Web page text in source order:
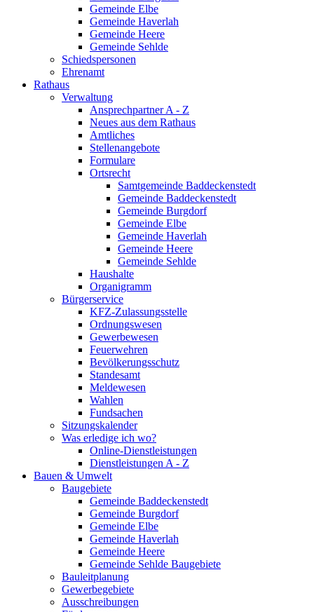
Gemeinde Elbe
Gemeinde Haverlah
Gemeinde Heere
Gemeinde Sehlde
Schiedspersonen
Ehrenamt
Rathaus
Verwaltung
Ansprechpartner A - Z
Neues aus dem Rathaus
Amtliches
Stellenangebote
Formulare
Ortsrecht
Samtgemeinde Baddeckenstedt
Gemeinde Baddeckenstedt
Gemeinde Burgdorf
Gemeinde Elbe
Gemeinde Haverlah
Gemeinde Heere
Gemeinde Sehlde
Haushalte
Organigramm
Bürgerservice
KFZ-Zulassungsstelle
Ordnungswesen
Gewerbewesen
Feuerwehren
Bevölkerungsschutz
Standesamt
Meldewesen
Wahlen
Fundsachen
Sitzungskalender
Was erledige ich wo?
Online-Dienstleistungen
Dienstleistungen A - Z
Bauen & Umwelt
Baugebiete
Gemeinde Baddeckenstedt
Gemeinde Burgdorf
Gemeinde Elbe
Gemeinde Haverlah
Gemeinde Heere
Gemeinde Sehlde Baugebiete
Bauleitplanung
Gewerbegebiete
Ausschreibungen